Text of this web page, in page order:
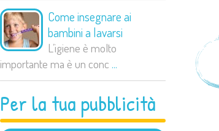
Come insegnare ai
bambini a lavarsi
L’igiene è molto
importante ma è un conc ...
Per la tua pubblicità